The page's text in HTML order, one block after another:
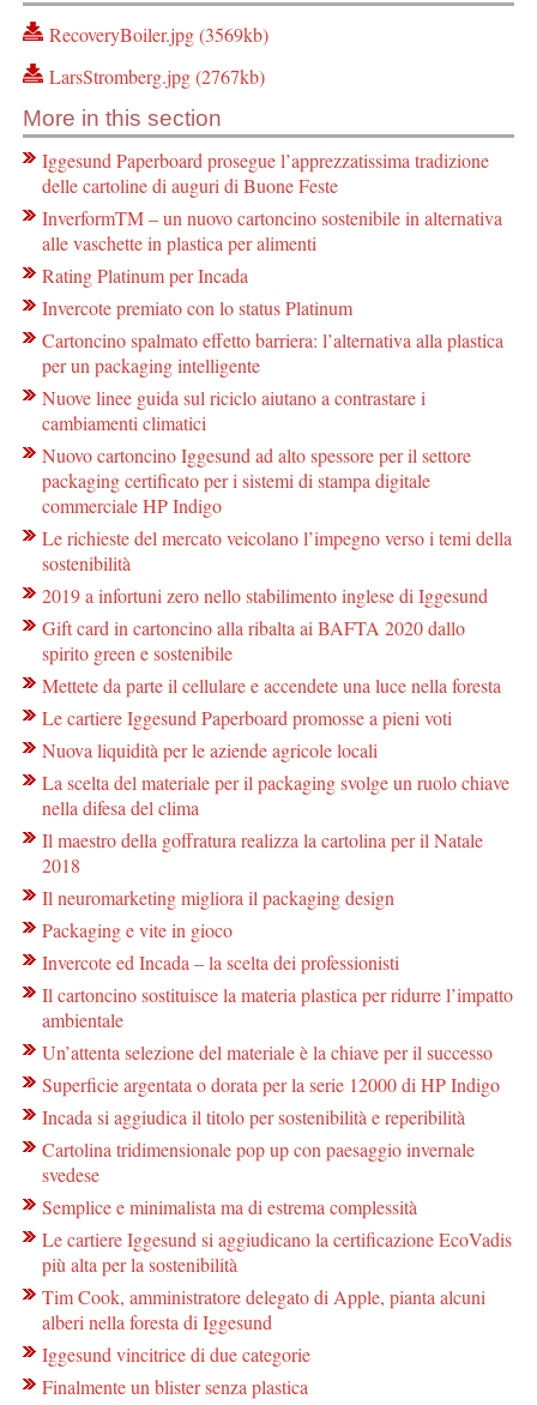
RecoveryBoiler.jpg (3569kb)
LarsStromberg.jpg (2767kb)
More in this section
Iggesund Paperboard prosegue l’apprezzatissima tradizione
delle cartoline di auguri di Buone Feste
InverformTM – un nuovo cartoncino sostenibile in alternativa
alle vaschette in plastica per alimenti
Rating Platinum per Incada
Invercote premiato con lo status Platinum
Cartoncino spalmato effetto barriera: l’alternativa alla plastica
per un packaging intelligente
Nuove linee guida sul riciclo aiutano a contrastare i
cambiamenti climatici
Nuovo cartoncino Iggesund ad alto spessore per il settore
packaging certificato per i sistemi di stampa digitale
commerciale HP Indigo
Le richieste del mercato veicolano l’impegno verso i temi della
sostenibilità
2019 a infortuni zero nello stabilimento inglese di Iggesund
Gift card in cartoncino alla ribalta ai BAFTA 2020 dallo
spirito green e sostenibile
Mettete da parte il cellulare e accendete una luce nella foresta
Le cartiere Iggesund Paperboard promosse a pieni voti
Nuova liquidità per le aziende agricole locali
La scelta del materiale per il packaging svolge un ruolo chiave
nella difesa del clima
Il maestro della goffratura realizza la cartolina per il Natale
2018
Il neuromarketing migliora il packaging design
Packaging e vite in gioco
Invercote ed Incada – la scelta dei professionisti
Il cartoncino sostituisce la materia plastica per ridurre l’impatto
ambientale
Un’attenta selezione del materiale è la chiave per il successo
Superficie argentata o dorata per la serie 12000 di HP Indigo
Incada si aggiudica il titolo per sostenibilità e reperibilità
Cartolina tridimensionale pop up con paesaggio invernale
svedese
Semplice e minimalista ma di estrema complessità
Le cartiere Iggesund si aggiudicano la certificazione EcoVadis
più alta per la sostenibilità
Tim Cook, amministratore delegato di Apple, pianta alcuni
alberi nella foresta di Iggesund
Iggesund vincitrice di due categorie
Finalmente un blister senza plastica